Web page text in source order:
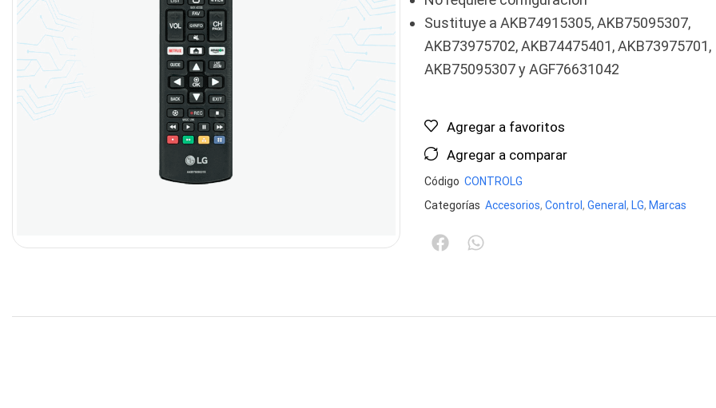
Sustituye a AKB74915305, AKB75095307,
AKB73975702, AKB74475401, AKB73975701,
AKB75095307 y AGF76631042
Agregar a favoritos
Agregar a comparar
Código CONTROLG
Categorías Accesorios, Control , General , LG, Marcas